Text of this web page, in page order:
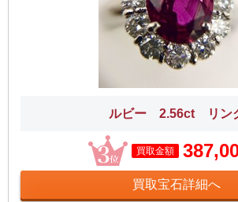
ルビー 2.56ct リン
買取金額
買取宝石詳細へ